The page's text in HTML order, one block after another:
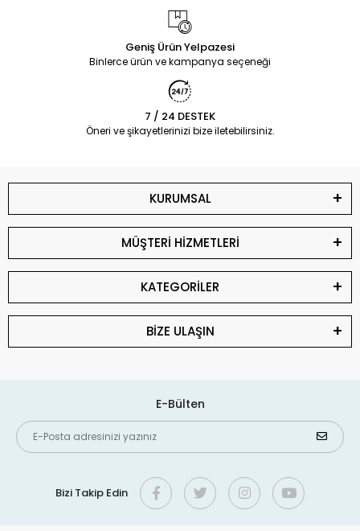
Geniş Ürün Yelpazesi
Binlerce ürün ve kampanya seçeneği
7 / 24 DESTEK
Öneri ve şikayetlerinizi bize iletebilirsiniz.
KURUMSAL
MÜŞTERİ HİZMETLERİ
KATEGORİLER
BİZE ULAŞIN
E-Bülten
Bizi Takip Edin